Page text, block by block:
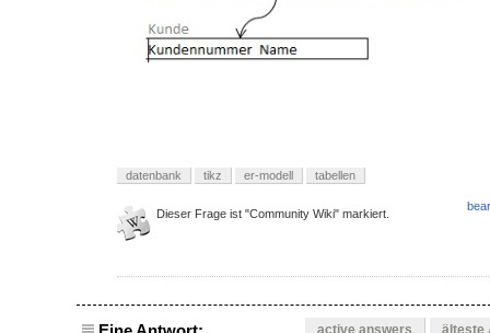
datenbank tikz er-modell tabellen
Dieser Frage ist "Community Wiki" markiert.